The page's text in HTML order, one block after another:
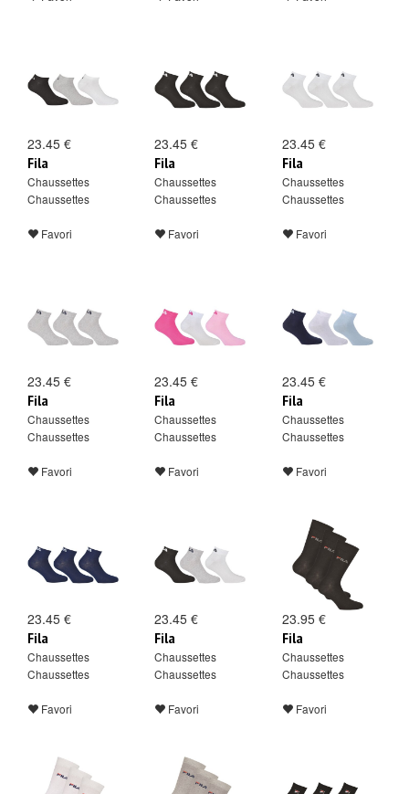
23.45 €
Fila
Chaussettes
Chaussettes
Favori
23.45 €
Fila
Chaussettes
Chaussettes
Favori
23.45 €
Fila
Chaussettes
Chaussettes
Favori
23.45 €
Fila
Chaussettes
Chaussettes
Favori
23.45 €
Fila
Chaussettes
Chaussettes
Favori
23.45 €
Fila
Chaussettes
Chaussettes
Favori
23.45 €
Fila
Chaussettes
Chaussettes
Favori
23.45 €
Fila
Chaussettes
Chaussettes
Favori
23.95 €
Fila
Chaussettes
Chaussettes
Favori